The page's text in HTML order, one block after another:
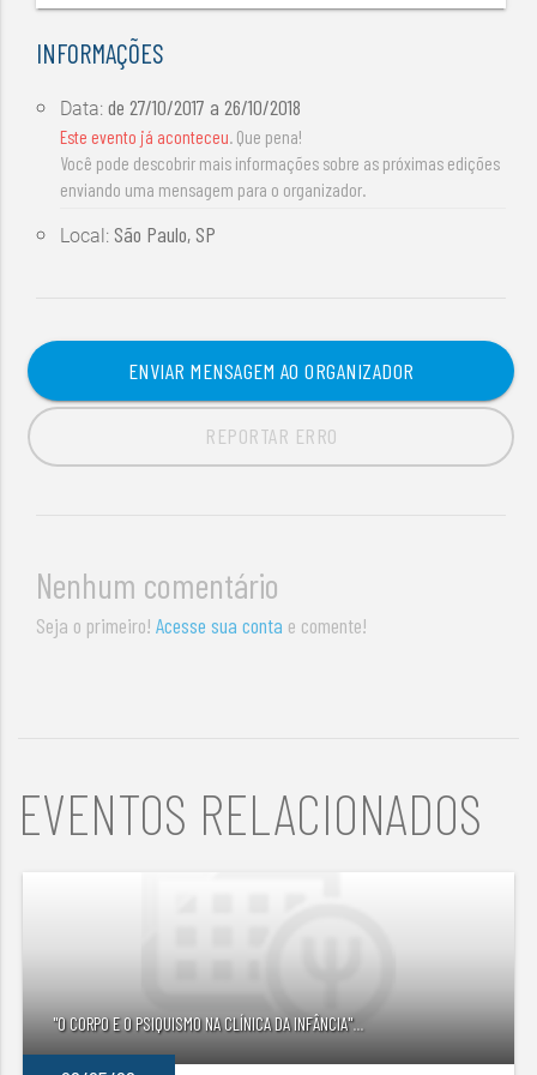
INFORMAÇÕES
Data:de 27/10/2017 a 26/10/2018
Este evento já aconteceu. Que pena!
Você pode descobrir mais informações sobre as próximas edições
enviando uma mensagem para o organizador.
Local: São Paulo, SP
ENVIAR MENSAGEM AO ORGANIZADOR
REPORTAR ERRO
Nenhum comentário
Seja o primeiro!Acesse sua conta e comente!
EVENTOS RELACIONADOS
"O CORPO E O PSIQUISMO NA CLÍNICA DA INFÂNCIA"...